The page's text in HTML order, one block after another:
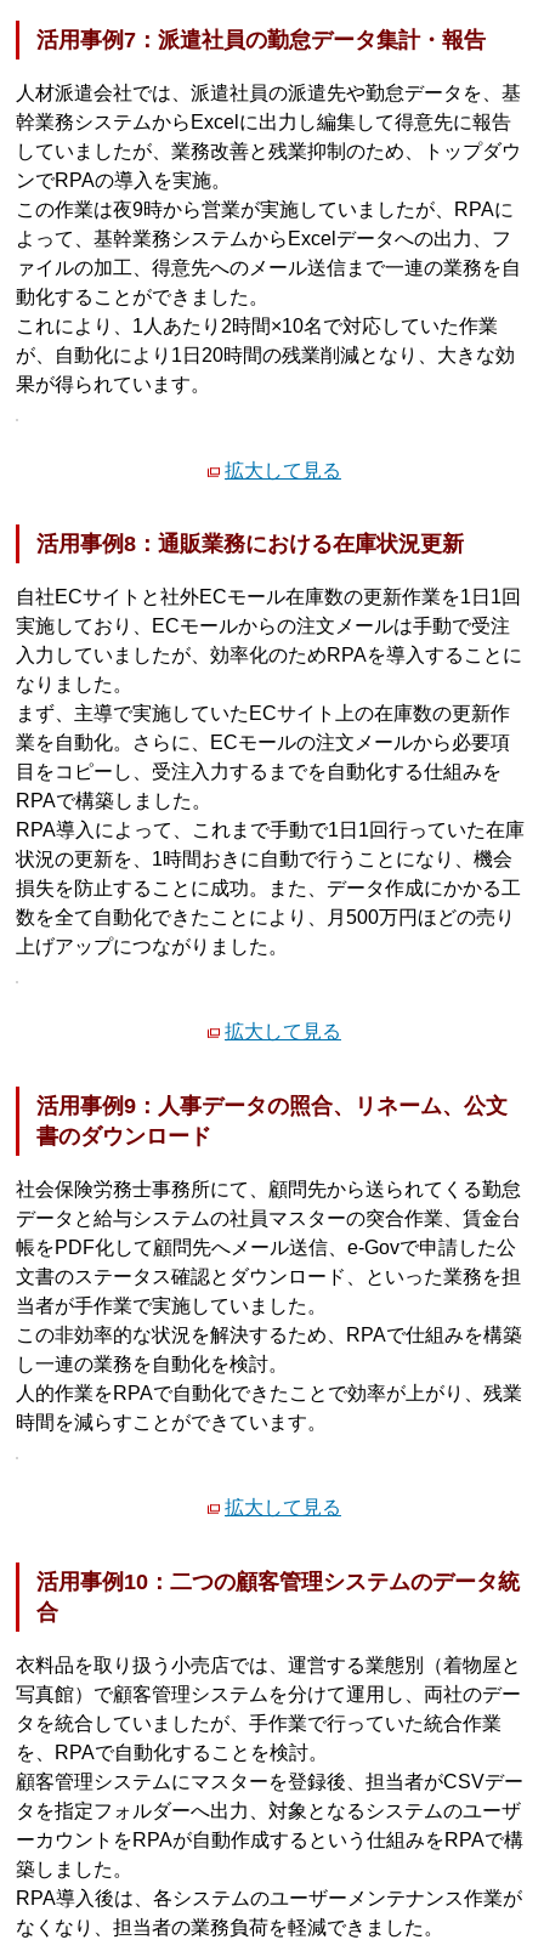
活用事例7：派遣社員の勤怠データ集計・報告
人材派遣会社では、派遣社員の派遣先や勤怠データを、基
幹業務システムからExcelに出力し編集して得意先に報告
していましたが、業務改善と残業抑制のため、トップダウ
ンでRPAの導入を実施。
この作業は夜9時から営業が実施していましたが、RPAに
よって、基幹業務システムからExcelデータへの出力、フ
ァイルの加工、得意先へのメール送信まで一連の業務を自
動化することができました。
これにより、1人あたり2時間×10名で対応していた作業
が、自動化により1日20時間の残業削減となり、大きな効
果が得られています。
拡大して見る
活用事例8：通販業務における在庫状況更新
自社ECサイトと社外ECモール在庫数の更新作業を1日1回
実施しており、ECモールからの注文メールは手動で受注
入力していましたが、効率化のためRPAを導入することに
なりました。
まず、主導で実施していたECサイト上の在庫数の更新作
業を自動化。さらに、ECモールの注文メールから必要項
目をコピーし、受注入力するまでを自動化する仕組みを
RPAで構築しました。
RPA導入によって、これまで手動で1日1回行っていた在庫
状況の更新を、1時間おきに自動で行うことになり、機会
損失を防止することに成功。また、データ作成にかかる工
数を全て自動化できたことにより、月500万円ほどの売り
上げアップにつながりました。
拡大して見る
活用事例9：人事データの照合、リネーム、公文
書のダウンロード
社会保険労務士事務所にて、顧問先から送られてくる勤怠
データと給与システムの社員マスターの突合作業、賃金台
帳をPDF化して顧問先へメール送信、e-Govで申請した公
文書のステータス確認とダウンロード、といった業務を担
当者が手作業で実施していました。
この非効率的な状況を解決するため、RPAで仕組みを構築
し一連の業務を自動化を検討。
人的作業をRPAで自動化できたことで効率が上がり、残業
時間を減らすことができています。
拡大して見る
活用事例10：二つの顧客管理システムのデータ統
合
衣料品を取り扱う小売店では、運営する業態別（着物屋と
写真館）で顧客管理システムを分けて運用し、両社のデー
タを統合していましたが、手作業で行っていた統合作業
を、RPAで自動化することを検討。
顧客管理システムにマスターを登録後、担当者がCSVデー
タを指定フォルダーへ出力、対象となるシステムのユーザ
ーカウントをRPAが自動作成するという仕組みをRPAで構
築しました。
RPA導入後は、各システムのユーザーメンテナンス作業が
なくなり、担当者の業務負荷を軽減できました。